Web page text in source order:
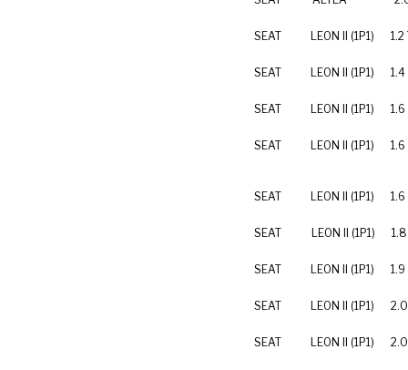
SEAT LEON II (1P1) 1.2
SEAT LEON II (1P1) 1.4
SEAT LEON II (1P1) 1.6
SEAT LEON II (1P1)
SEAT LEON II (1P1) 1.6
SEAT LEON II (1P1)
SEAT LEON II (1P1) 1.9
SEAT LEON II (1P1)
SEAT LEON II (1P1)